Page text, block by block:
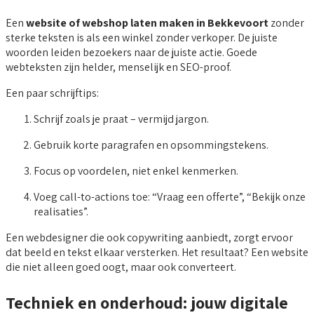
Eenwebsite of webshop laten maken in Bekkevoortzonder
sterke teksten is als een winkel zonder verkoper. De juiste
woorden leiden bezoekers naar de juiste actie. Goede
webteksten zijn helder, menselijk en SEO-proof.
Een paar schrijftips:
Schrijf zoals je praat – vermijd jargon.
Gebruik korte paragrafen en opsommingstekens.
Focus op voordelen, niet enkel kenmerken.
Voeg call-to-actions toe: “Vraag een offerte”, “Bekijk onze
realisaties”.
Een webdesigner die ook copywriting aanbiedt, zorgt ervoor
dat beeld en tekst elkaar versterken. Het resultaat? Een website
die niet alleen goed oogt, maar ook converteert.
Techniek en onderhoud: jouw digitale